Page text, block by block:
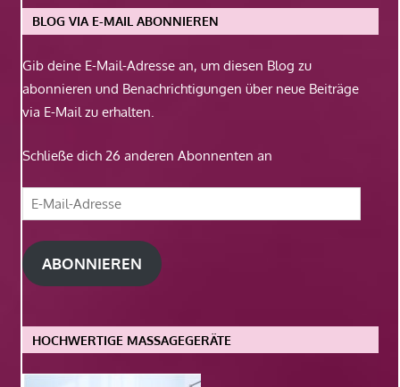
BLOG VIA E-MAIL ABONNIEREN
Gib deine E-Mail-Adresse an, um diesen Blog zu
abonnieren und Benachrichtigungen über neue Beiträge
via E-Mail zu erhalten.
Schließe dich 26 anderen Abonnenten an
E-
Mail-
Adresse
ABONNIEREN
HOCHWERTIGE MASSAGEGERÄTE